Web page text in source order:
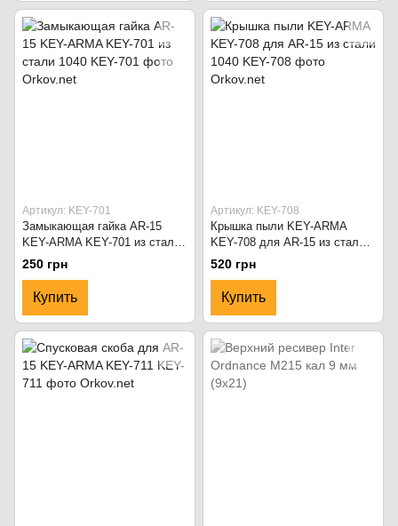
Артикул: KEY-701
Замыкающая гайка AR-15
KEY-ARMA KEY-701 из стали
1040
250 грн
Купить
Артикул: KEY-708
Крышка пыли KEY-ARMA
KEY-708 для AR-15 из стали
1040
520 грн
Купить